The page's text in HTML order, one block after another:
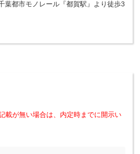
葉都市モノレール『都賀駅』より徒歩3
載が無い場合は、内定時までに開示い